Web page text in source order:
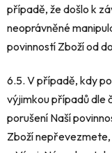
případě, že došlo k
neoprávněné
povinností Zboží od
6.5. V případě, kdy
výjimkou případů dle
porušení Naší
Zboží nepřevezmete,